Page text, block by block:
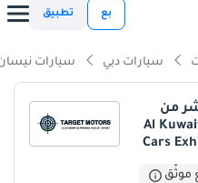
بع تطبيق
سيارات دبي سيارات
من
Al
Cars
موثّق